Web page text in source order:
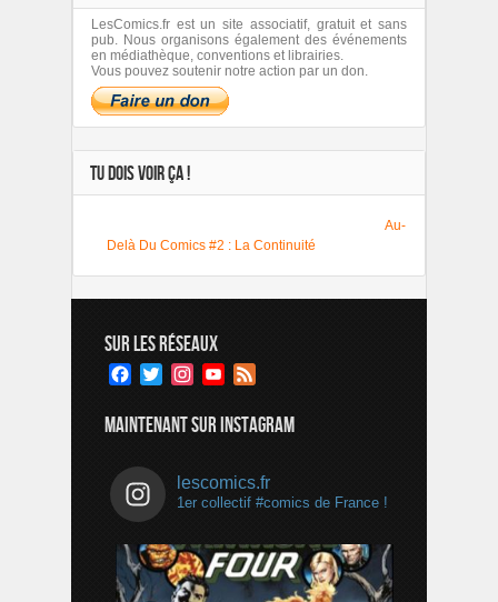
LesComics.fr est un site associatif, gratuit et sans
pub. Nous organisons également des événements
en médiathèque, conventions et librairies.
Vous pouvez soutenir notre action par un don.
TU DOIS VOIR ÇA !
Au-
Delà Du Comics #2 : La Continuité
SUR LES RÉSEAUX
Facebook
TwitterInstagramYouTube
MAINTENANT SUR INSTAGRAM
lescomics.fr
1er collectif #comics de France !